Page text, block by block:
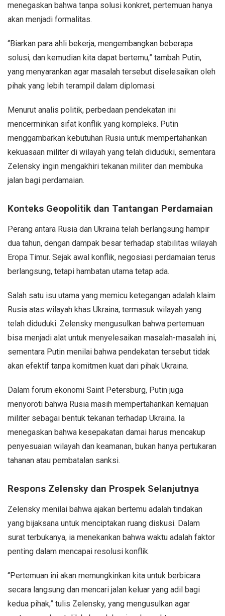
menegaskan bahwa tanpa solusi konkret, pertemuan hanya
akan menjadi formalitas.
“Biarkan para ahli bekerja, mengembangkan beberapa
solusi, dan kemudian kita dapat bertemu,” tambah Putin,
yang menyarankan agar masalah tersebut diselesaikan oleh
pihak yang lebih terampil dalam diplomasi.
Menurut analis politik, perbedaan pendekatan ini
mencerminkan sifat konflik yang kompleks. Putin
menggambarkan kebutuhan Rusia untuk mempertahankan
kekuasaan militer di wilayah yang telah diduduki, sementara
Zelensky ingin mengakhiri tekanan militer dan membuka
jalan bagi perdamaian.
Konteks Geopolitik dan Tantangan Perdamaian
Perang antara Rusia dan Ukraina telah berlangsung hampir
dua tahun, dengan dampak besar terhadap stabilitas wilayah
Eropa Timur. Sejak awal konflik, negosiasi perdamaian terus
berlangsung, tetapi hambatan utama tetap ada.
Salah satu isu utama yang memicu ketegangan adalah klaim
Rusia atas wilayah khas Ukraina, termasuk wilayah yang
telah diduduki. Zelensky mengusulkan bahwa pertemuan
bisa menjadi alat untuk menyelesaikan masalah-masalah ini,
sementara Putin menilai bahwa pendekatan tersebut tidak
akan efektif tanpa komitmen kuat dari pihak Ukraina.
Dalam forum ekonomi Saint Petersburg, Putin juga
menyoroti bahwa Rusia masih mempertahankan kemajuan
militer sebagai bentuk tekanan terhadap Ukraina. Ia
menegaskan bahwa kesepakatan damai harus mencakup
penyesuaian wilayah dan keamanan, bukan hanya pertukaran
tahanan atau pembatalan sanksi.
Respons Zelensky dan Prospek Selanjutnya
Zelensky menilai bahwa ajakan bertemu adalah tindakan
yang bijaksana untuk menciptakan ruang diskusi. Dalam
surat terbukanya, ia menekankan bahwa waktu adalah faktor
penting dalam mencapai resolusi konflik.
“Pertemuan ini akan memungkinkan kita untuk berbicara
secara langsung dan mencari jalan keluar yang adil bagi
kedua pihak,” tulis Zelensky, yang mengusulkan agar